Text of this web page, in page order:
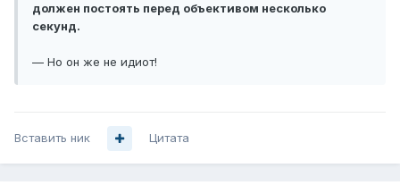
должен постоять перед объективом несколько
секунд.
— Но он же не идиот!
Вставить ник Цитата